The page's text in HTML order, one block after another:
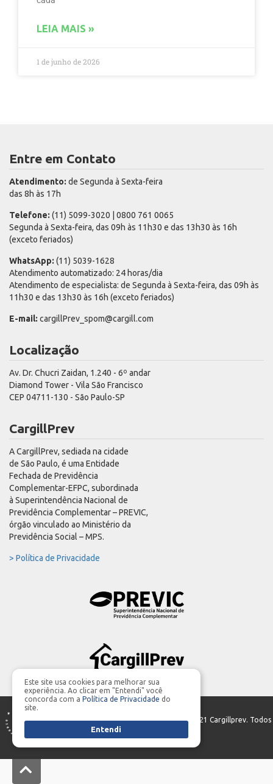
LEIA MAIS »
1 de junho de 2026
Entre em Contato
Atendimento: de Segunda à Sexta-feira
das 8h às 17h
Telefone: (11) 5099-3020 | 0800 761 0065
Segunda à Sexta-feira, das 09h às 11h30 e das 13h30 às 16h
(exceto feriados)
WhatsApp: (11) 5039-1628
Atendimento automatizado: 24 horas/dia
Atendimento de especialista: de Segunda à Sexta-feira, das 09h às
11h30 e das 13h30 às 16h (exceto feriados)
E-mail: cargillPrev_spom@cargill.com
Localização
Av. Dr. Chucri Zaidan, 1.240 - 6º andar
Diamond Tower - Vila São Francisco
CEP 04711-130 - São Paulo-SP
CargillPrev
A CargillPrev, sediada na cidade
de São Paulo, é uma Entidade
Fechada de Previdência
Complementar-EFPC, subordinada
à Superintendência Nacional de
Previdência Complementar – PREVIC,
órgão vinculado ao Ministério da
Previdência Social – MPS.
> Política de Privacidade
PRODUÇÃO GERAL | Parceria:MIDIASIM- ©2021 Cargillprev. Todos
Este site usa cookies para melhorar sua
experiência. Ao clicar em "Entendi" você
concorda com a Política de Privacidade do
site.
Entendi